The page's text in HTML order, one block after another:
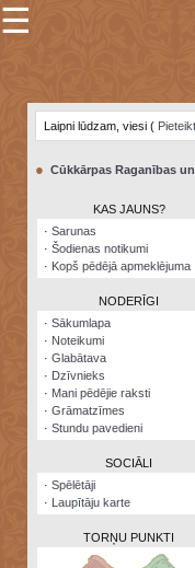
×
Šodienas
notikumi
Visatcera
almanahs
Arhīvs
☰
Laipni lūdzam, viesi (
● Cūkkārpas Raganības
KAS JAUNS?
· Sarunas
· Šodienas notikumi
· Kopš pēdējā apmeklējuma
NODERĪGI
· Sākumlapa
· Noteikumi
· Glabātava
· Dzīvnieks
· Mani pēdējie raksti
· Grāmatzīmes
· Stundu pavedieni
SOCIĀLI
· Spēlētāji
· Laupītāju karte
TORŅU PUNKTI